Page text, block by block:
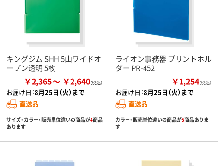
キングジム SHH 5山ワイドオ
ープン透明 5枚
￥2,365 ￥2,640
お届け日：8月25日（火）まで
直送品
サイズ・カラー・販売単位違いの商品が4商品
あります
ライオン事務器 プリントホル
ダー PR-452
￥1,254（税込）
お届け日：8月25日（火）まで
直送品
カラー・販売単位違いの商品が5商品ありま
す